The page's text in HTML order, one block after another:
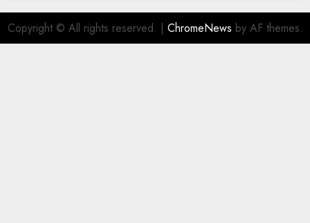
Copyright © All rights reserved. | ChromeNews by AF themes.